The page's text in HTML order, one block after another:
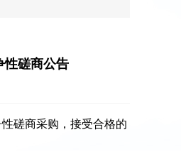
性磋商公告
磋商采购，接受合格的